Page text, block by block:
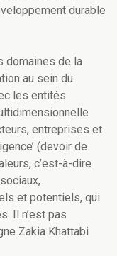
durable
domaines de la
au sein du
les entités
entreprises et
(devoir de
c’est-à-dire
et potentiels, qui
Il n’est pas
Zakia Khattabi